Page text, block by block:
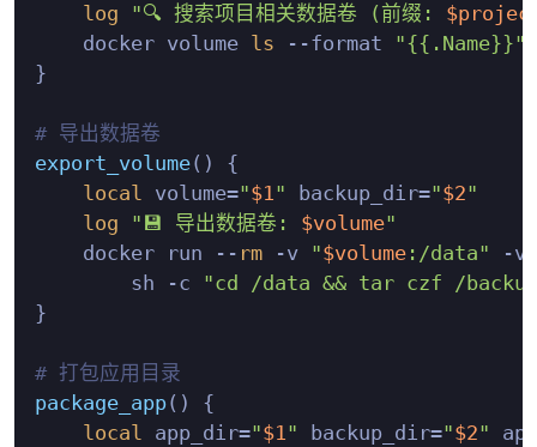
log "🔍 搜索项目相关数据卷 (前缀:
    docker volume
ls --format "{{.Name}}"
}
# 导出数据卷
export_volume() {
local volume="$1" backup_dir="$2"
log
"💾 导出数据卷: $volume"
    docker run --
rm -v "$volume:/data" -v
        sh -c
"cd /data && tar czf /
}
# 打包应用目录
package_app() {
local app_dir="$1" backup_dir="$2"